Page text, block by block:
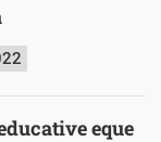
eque